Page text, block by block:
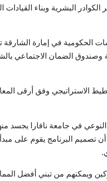
البشرية وبناء القيادات
الحكومية في إمارة الشارقة
الضمان الاجتماعي
الاستراتيجي وفق أرقى
في جامعة نافارا يجسد
تصميم البرنامج يقوم على
ويمكنهم من تبني أفضل